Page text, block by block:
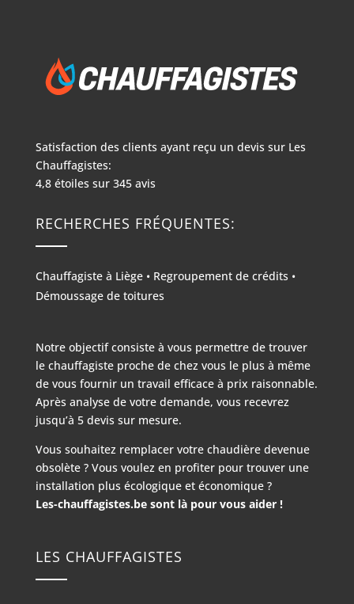
Satisfaction des clients ayant reçu un devis sur Les
Chauffagistes:
4,8étoiles sur 345avis
RECHERCHES FRÉQUENTES:
Chauffagiste à Liège• Regroupement de crédits •
Démoussage de toitures
Notre objectif consiste à vous permettre de trouver
le chauffagiste proche de chez vous le plus à même
de vous fournir un travail efficace à prix raisonnable.
Après analyse de votre demande, vous recevrez
jusqu’à 5 devis sur mesure.
Vous souhaitez remplacer votre chaudière devenue
obsolète ? Vous voulez en profiter pour trouver une
installation plus écologique et économique ?
Les-chauffagistes.be sont là pour vous aider !
LES CHAUFFAGISTES